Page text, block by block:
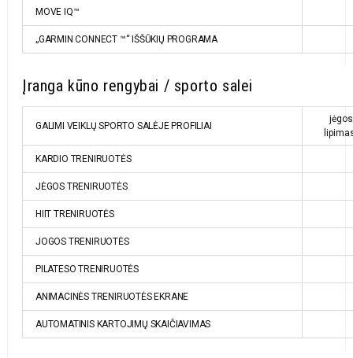
MOVE IQ™
„GARMIN CONNECT ™“ IŠŠŪKIŲ PROGRAMA
Įranga kūno rengybai / sporto salei
GALIMI VEIKLŲ SPORTO SALĖJE PROFILIAI
KARDIO TRENIRUOTĖS
JĖGOS TRENIRUOTĖS
HIIT TRENIRUOTĖS
JOGOS TRENIRUOTĖS
PILATESO TRENIRUOTĖS
ANIMACINĖS TRENIRUOTĖS EKRANE
AUTOMATINIS KARTOJIMŲ SKAIČIAVIMAS